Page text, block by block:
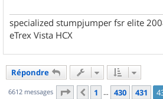
specialized stumpjumper fsr elite
eTrex Vista HCX
Répondre
6612 messages Page 432 sur662
Précédent
1 … 430 431